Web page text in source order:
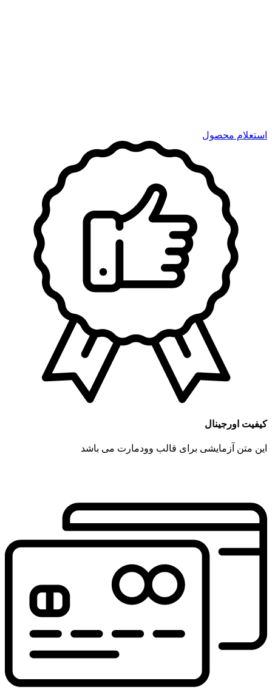
استعلام محصول
کیفیت اورجینال
این متن آزمایشی برای قالب وودمارت می باشد